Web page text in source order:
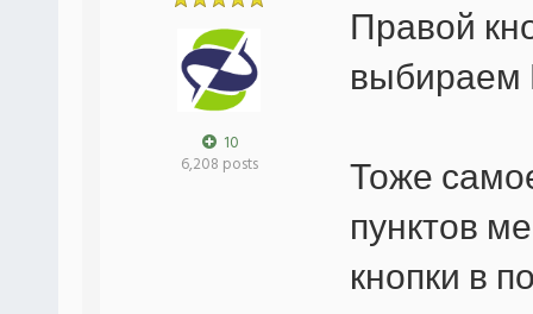
10
6,208 posts
Правой
выбираем
Тоже
пунктов
кнопки в